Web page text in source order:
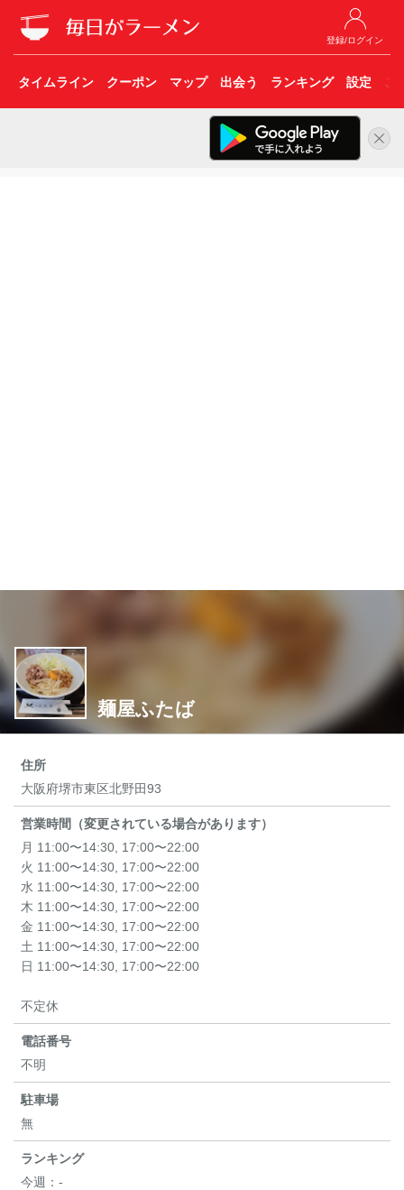
登録/ログイン
タイムライン クーポン マップ 出会う ランキング 設定 こ
麺屋ふたば
住所
大阪府堺市東区北野田93
営業時間（変更されている場合があります）
月 11:00〜14:30, 17:00〜22:00
火 11:00〜14:30, 17:00〜22:00
水 11:00〜14:30, 17:00〜22:00
木 11:00〜14:30, 17:00〜22:00
金 11:00〜14:30, 17:00〜22:00
土 11:00〜14:30, 17:00〜22:00
日 11:00〜14:30, 17:00〜22:00
不定休
電話番号
不明
駐車場
無
ランキング
今週： -